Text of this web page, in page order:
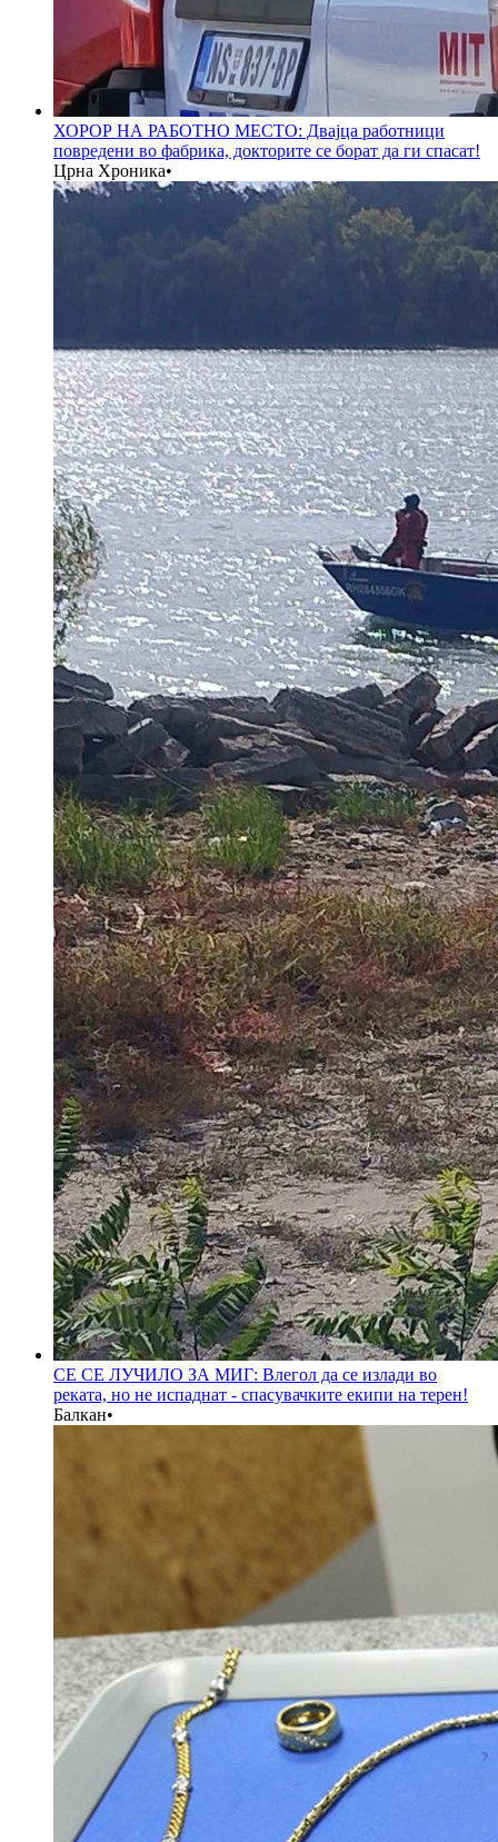
ХОРОР НА РАБОТНО МЕСТО: Двајца работници
повредени во фабрика, докторите се борат да ги спасат!
Црна Хроника•
СЕ СЕ ЛУЧИЛО ЗА МИГ: Влегол да се излади во
реката, но не испаднат - спасувачките екипи на терен!
Балкан•